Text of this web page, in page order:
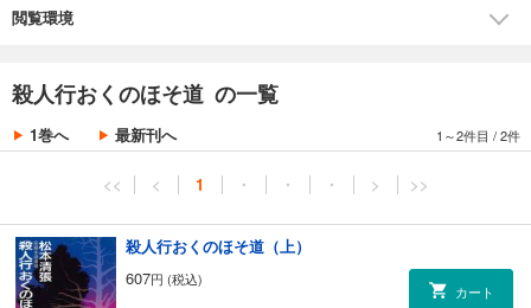
閲覧環境
殺人行おくのほそ道 の一覧
1巻へ 最新刊へ 1～2件目 /2件
<< < 1 ・ ・ ・ > >>
殺人行おくのほそ道（上）
607円 (税込)
カート